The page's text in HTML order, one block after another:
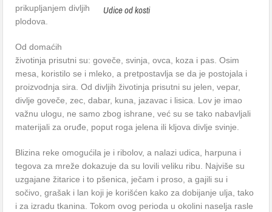
Udice od kosti
prikupljanjem divljih
plodova.
Od domaćih
životinja prisutni su: goveče, svinja, ovca, koza i pas. Osim
mesa, koristilo se i mleko, a pretpostavlja se da je postojala i
proizvodnja sira. Od divljih životinja prisutni su jelen, vepar,
divlje goveče, zec, dabar, kuna, jazavac i lisica. Lov je imao
važnu ulogu, ne samo zbog ishrane, već su se tako nabavljali
materijali za oruđe, poput roga jelena ili kljova divlje svinje.
Blizina reke omogućila je i ribolov, a nalazi udica, harpuna i
tegova za mreže dokazuje da su lovili veliku ribu. Najviše su
uzgajane žitarice i to pšenica, ječam i proso, a gajili su i
sočivo, grašak i lan koji je korišćen kako za dobijanje ulja, tako
i za izradu tkanina. Tokom ovog perioda u okolini naselja rasle